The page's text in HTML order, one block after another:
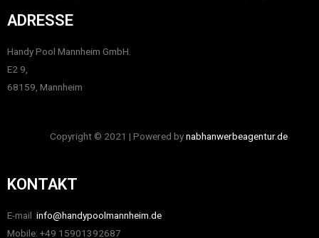
ADRESSE
Handy Pool Mannheim GmbH.
E2 9,
68159, Mannheim
Copyright © 2021 | Powered bynabhanwerbeagentur.de
KONTAKT
E-mail info@handypoolmannheim.de
Mobile: +49 15901392687